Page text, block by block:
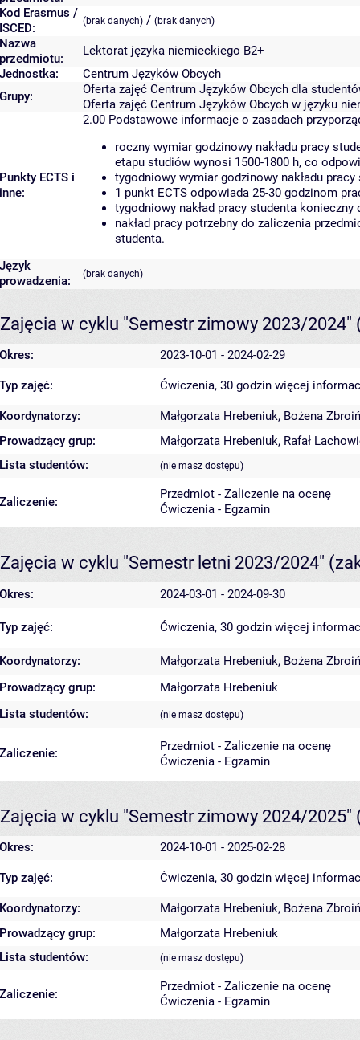
Kod Erasmus /
ISCED:
(brak danych) / (brak danych)
Nazwa
przedmiotu:
Lektorat języka niemieckiego B2+
Jednostka:
Centrum Języków Obcych
Grupy:
Oferta zajęć Centrum Języków Obcych dla
Oferta zajęć Centrum Języków Obcych w języku
Punkty ECTS i
inne:
2.00 Podstawowe informacje o zasadach
roczny wymiar godzinowy nakładu pracy
etapu studiów wynosi 1500-1800 h, co
tygodniowy wymiar godzinowy nakładu
1 punkt ECTS odpowiada 25-30 godzinom
tygodniowy nakład pracy studenta
nakład pracy potrzebny do zaliczenia
studenta.
Język
prowadzenia:
(brak danych)
Zajęcia w cyklu "Semestr zimowy 2023/2024"
Okres: 2023-10-01 - 2024-02-29
Typ zajęć: Ćwiczenia, 30 godzin więcej
Koordynatorzy: Małgorzata Hrebeniuk, Bożena
Prowadzący grup:
Małgorzata Hrebeniuk, Rafał
Lista studentów:
(nie masz dostępu)
Zaliczenie:
Przedmiot - Zaliczenie na ocenę
Ćwiczenia - Egzamin
Zajęcia w cyklu "Semestr letni 2023/2024"
Okres: 2024-03-01 - 2024-09-30
Typ zajęć: Ćwiczenia, 30 godzin więcej
Koordynatorzy: Małgorzata Hrebeniuk, Bożena
Prowadzący grup:
Małgorzata Hrebeniuk
Lista studentów:
(nie masz dostępu)
Zaliczenie:
Przedmiot - Zaliczenie na ocenę
Ćwiczenia - Egzamin
Zajęcia w cyklu "Semestr zimowy 2024/2025"
Okres: 2024-10-01 - 2025-02-28
Typ zajęć: Ćwiczenia, 30 godzin więcej
Koordynatorzy: Małgorzata Hrebeniuk, Bożena
Prowadzący grup:
Małgorzata Hrebeniuk
Lista studentów:
(nie masz dostępu)
Zaliczenie:
Przedmiot - Zaliczenie na ocenę
Ćwiczenia - Egzamin